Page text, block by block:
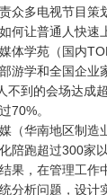
众多电视节目策
何让普通人快速
体学苑（国内
游学和全国企业
不到的会场达成
70%。
（华南地区制造
陪跑超过300家
果，在管理工作
分析问题，设计